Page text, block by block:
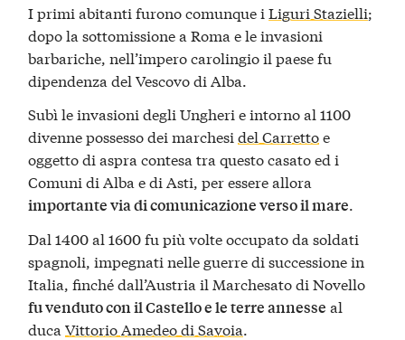
I primi abitanti furono comunque iLiguri Stazielli;
dopo la sottomissione a Roma e le invasioni
barbariche, nell’impero carolingio il paese fu
dipendenza del Vescovo di Alba.
Subì le invasioni degli Ungheri e intorno al 1100
divenne possesso dei marchesidel Carrettoe
oggetto di aspra contesa tra questo casato ed i
Comuni di Alba e di Asti, per essere allora
importante via di comunicazione verso il mare.
Dal 1400 al 1600 fu più volte occupato da soldati
spagnoli, impegnati nelle guerre di successione in
Italia, finché dall’Austria il Marchesato di Novello
fu venduto con il Castello e le terre annesse al
ducaVittorio Amedeo di Savoia.